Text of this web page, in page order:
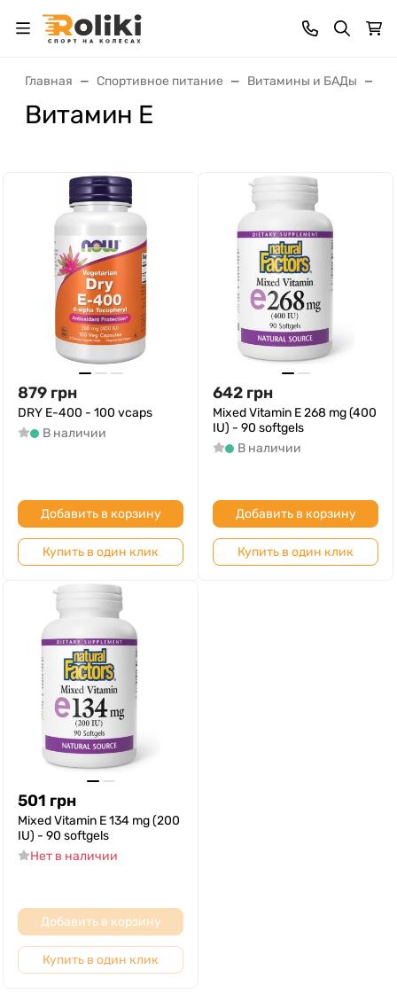
Главная Спортивное питание Витамины и БАДы
Витамин E
879 грн
DRY E-400 - 100 vcaps
В наличии
Добавить в корзину
Купить в один клик
642 грн
Mixed Vitamin E 268 mg (400
IU) - 90 softgels
В наличии
Добавить в корзину
Купить в один клик
501 грн
Mixed Vitamin E 134 mg (200
IU) - 90 softgels
Нет в наличии
Добавить в корзину
Купить в один клик